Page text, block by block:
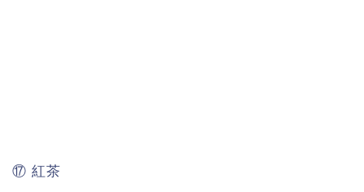
⑰ 紅茶